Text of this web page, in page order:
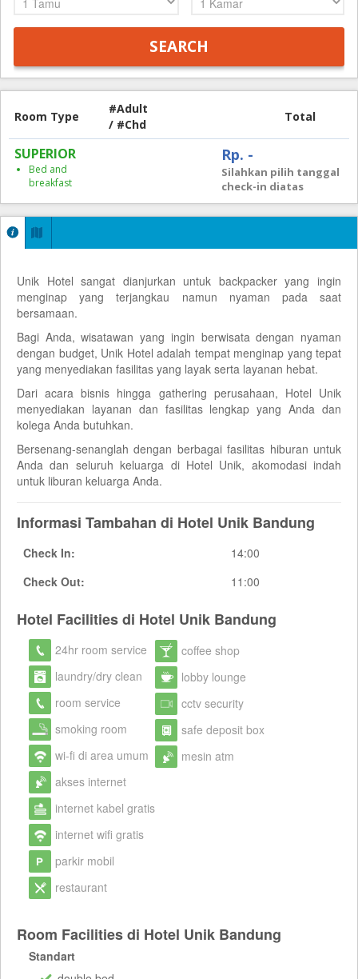
Room Type
#Adult
/ #Chd
Total
SUPERIOR
Bed and
breakfast
Rp. -
Silahkan pilih tanggal
check-in diatas
Unik Hotel sangat dianjurkan untuk backpacker yang ingin
menginap yang terjangkau namun nyaman pada saat
bersamaan.
Bagi Anda, wisatawan yang ingin berwisata dengan nyaman
dengan budget, Unik Hotel adalah tempat menginap yang tepat
yang menyediakan fasilitas yang layak serta layanan hebat.
Dari acara bisnis hingga gathering perusahaan, Hotel Unik
menyediakan layanan dan fasilitas lengkap yang Anda dan
kolega Anda butuhkan.
Bersenang-senanglah dengan berbagai fasilitas hiburan untuk
Anda dan seluruh keluarga di Hotel Unik, akomodasi indah
untuk liburan keluarga Anda.
Informasi Tambahan di Hotel Unik Bandung
Check In:
14:00
Check Out:
11:00
Hotel Facilities di Hotel Unik Bandung
24hr room service
laundry/dry clean
room service
smoking room
wi-fi di area umum
akses internet
internet kabel gratis
internet wifi gratis
parkir mobil
restaurant
coffee shop
lobby lounge
cctv security
safe deposit box
mesin atm
Room Facilities di Hotel Unik Bandung
Standart